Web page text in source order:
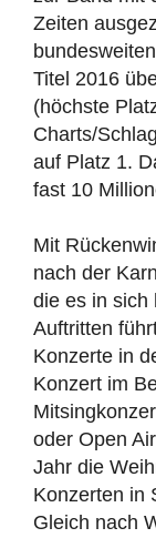
Zeiten
Titel 2016
(höchste
Charts/
auf Platz 1.
fast 10
Mit
nach der
die es in sich
Auftritten
Konzerte in
Konzert im
oder Open
Jahr die
Konzerten in
Gleich nach